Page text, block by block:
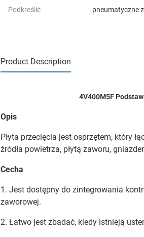
Podkreślić pneumatyczne
Product Description
4V400M5F
Opis
Płyta przecięcia jest osprzętem, który
źródła powietrza, płytą zaworu,
Cecha
1. Jest dostępny do zintegrowania
zaworowej.
2. Łatwo jest zbadać, kiedy istnieją